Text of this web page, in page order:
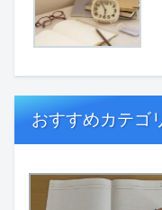
おすすめカテゴ